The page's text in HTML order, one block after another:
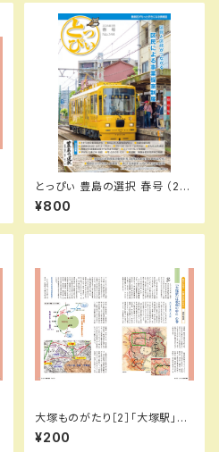
とっぴぃ 豊島の選択 春号 （20
26.5月 第144号）冊子
¥800
大塚ものがたり［2］「大塚駅」は
牧場(まきば）の中に…の巻／城
所信英（とっぴぃ109号）
¥200